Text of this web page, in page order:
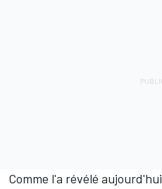
Comme l'a révélé aujourd'hui